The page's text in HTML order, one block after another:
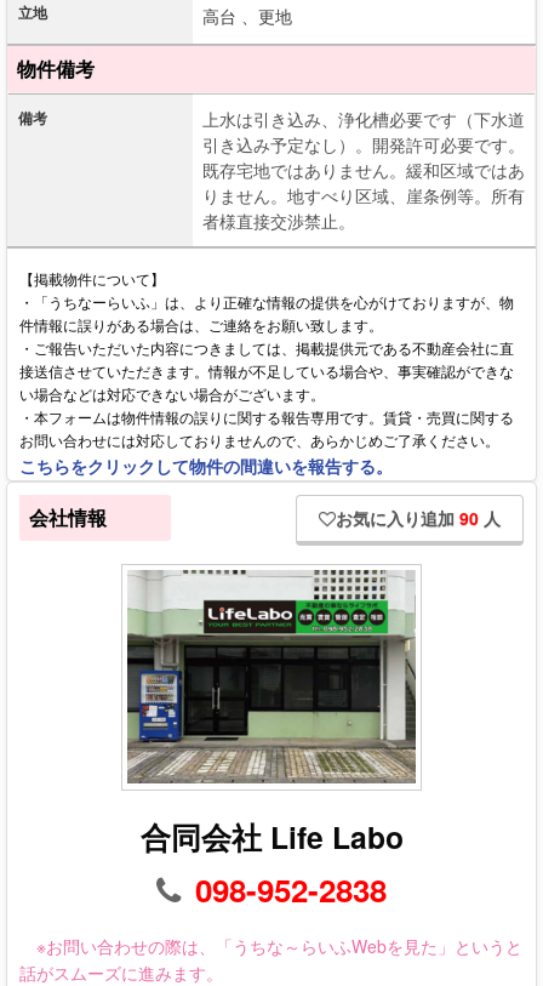
立地 高台 、 更地
物件備考
備考
上水は引き込み、浄化槽必要です（下水道
引き込み予定なし）。開発許可必要です。
既存宅地ではありません。緩和区域ではあ
りません。地すべり区域、崖条例等。所有
者様直接交渉禁止。
【掲載物件について】
・「うちなーらいふ」は、より正確な情報の提供を心がけておりますが、物
件情報に誤りがある場合は、ご連絡をお願い致します。
・ご報告いただいた内容につきましては、掲載提供元である不動産会社に直
接送信させていただきます。情報が不足している場合や、事実確認ができな
い場合などは対応できない場合がございます。
・本フォームは物件情報の誤りに関する報告専用です。賃貸・売買に関する
お問い合わせには対応しておりませんので、あらかじめご了承ください。
こちらをクリックして物件の間違いを報告する。
会社情報 お気に入り追加 90 人
合同会社 Life Labo
098-952-2838
※お問い合わせの際は、「うちな～らいふWebを見た」というと
話がスムーズに進みます。